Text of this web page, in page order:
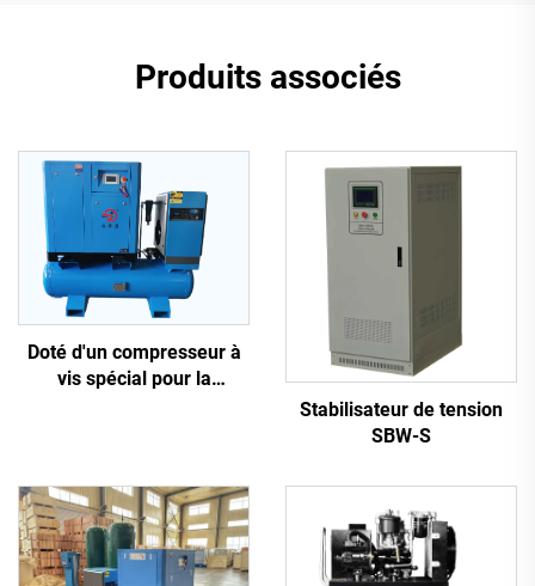
Produits associés
Doté d'un compresseur à
vis spécial pour la
Stabilisateur de tension
SBW-S